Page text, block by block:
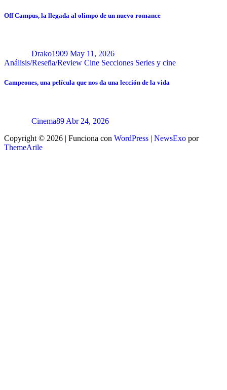
Off Campus, la llegada al olimpo de un nuevo romance
Drako1909 May 11, 2026
Análisis/Reseña/Review Cine Secciones Series y cine
Campeones, una película que nos da una lección de la vida
Cinema89 Abr 24, 2026
Copyright © 2026 | Funciona con WordPress | NewsExo por
ThemeArile